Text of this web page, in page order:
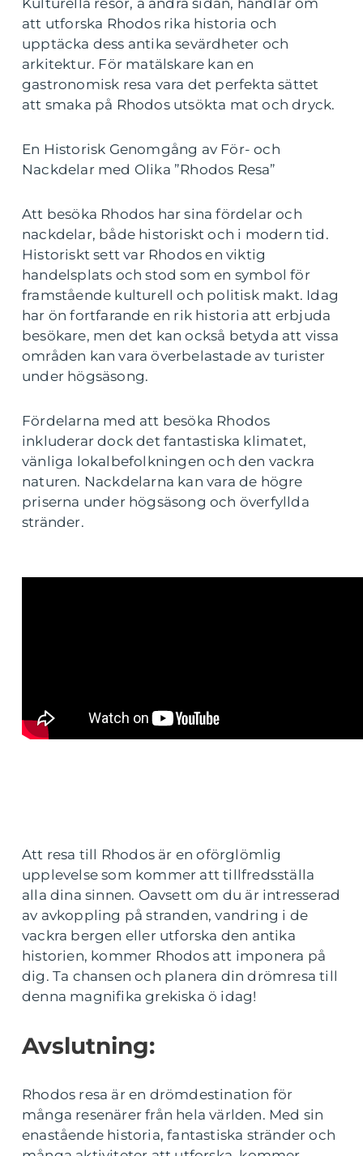
Kulturella resor, å andra sidan, handlar om
att utforska Rhodos rika historia och
upptäcka dess antika sevärdheter och
arkitektur. För matälskare kan en
gastronomisk resa vara det perfekta sättet
att smaka på Rhodos utsökta mat och dryck.
En Historisk Genomgång av För- och
Nackdelar med Olika ”Rhodos Resa”
Att besöka Rhodos har sina fördelar och
nackdelar, både historiskt och i modern tid.
Historiskt sett var Rhodos en viktig
handelsplats och stod som en symbol för
framstående kulturell och politisk makt. Idag
har ön fortfarande en rik historia att erbjuda
besökare, men det kan också betyda att vissa
områden kan vara överbelastade av turister
under högsäsong.
Fördelarna med att besöka Rhodos
inkluderar dock det fantastiska klimatet,
vänliga lokalbefolkningen och den vackra
naturen. Nackdelarna kan vara de högre
priserna under högsäsong och överfyllda
stränder.
Att resa till Rhodos är en oförglömlig
upplevelse som kommer att tillfredsställa
alla dina sinnen. Oavsett om du är intresserad
av avkoppling på stranden, vandring i de
vackra bergen eller utforska den antika
historien, kommer Rhodos att imponera på
dig. Ta chansen och planera din drömresa till
denna magnifika grekiska ö idag!
Avslutning:
Rhodos resa är en drömdestination för
många resenärer från hela världen. Med sin
enastående historia, fantastiska stränder och